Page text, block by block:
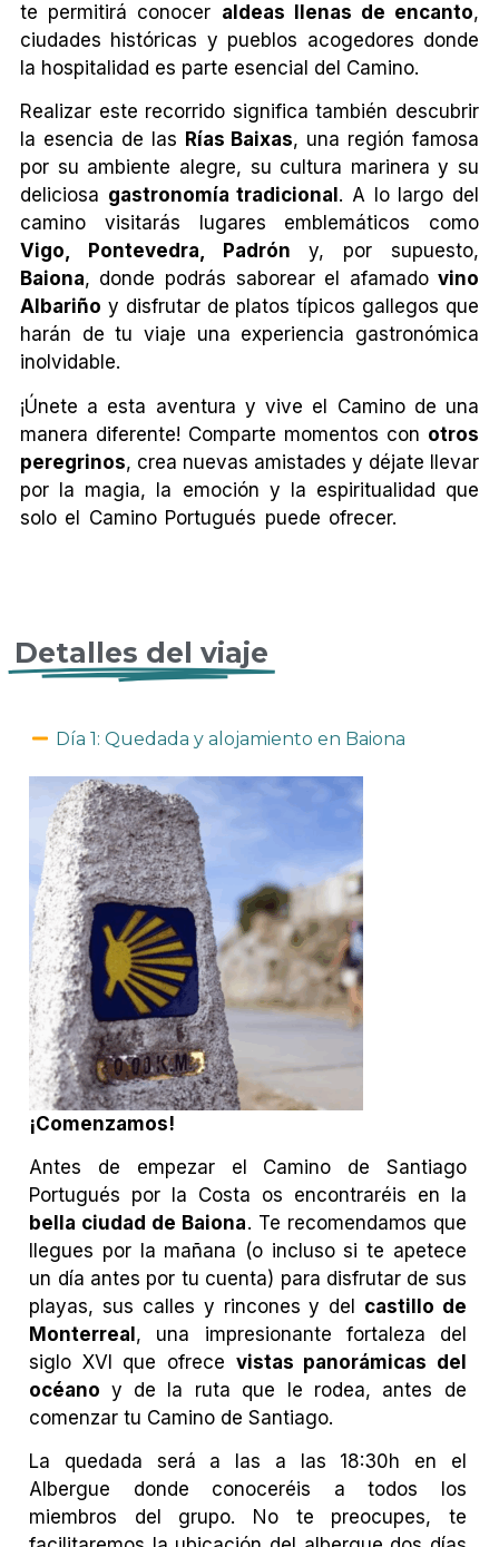
te permitirá conocer aldeas llenas de encanto,
ciudades históricas y pueblos acogedores donde
la hospitalidad es parte esencial del Camino.
Realizar este recorrido significa también descubrir
la esencia de las Rías Baixas, una región famosa
por su ambiente alegre, su cultura marinera y su
deliciosa gastronomía tradicional . A lo largo del
camino visitarás lugares emblemáticos como
Vigo, Pontevedra, Padrón y, por supuesto,
Baiona, donde podrás saborear el afamadovino
Albariño y disfrutar de platos típicos gallegos que
harán de tu viaje una experiencia gastronómica
inolvidable.
¡Únete a esta aventura y vive el Camino de una
manera diferente! Comparte momentos con otros
peregrinos, crea nuevas amistades y déjate llevar
por la magia, la emoción y la espiritualidad que
solo el Camino Portugués puede ofrecer.
Detalles del viaje
Día 1: Quedada y alojamiento en Baiona
¡Comenzamos!
Antes de empezar el Camino de Santiago
Portugués por la Costa os encontraréis en la
bella ciudad de Baiona. Te recomendamos que
llegues por la mañana (o incluso si te apetece
un día antes por tu cuenta) para disfrutar de sus
playas, sus calles y rincones y del castillo de
Monterreal, una impresionante fortaleza del
siglo XVI que ofrece vistas panorámicas del
océano y de la ruta que le rodea, antes de
comenzar tu Camino de Santiago.
La quedada será a las a las 18:30h en el
Albergue donde conoceréis a todos los
miembros del grupo. No te preocupes, te